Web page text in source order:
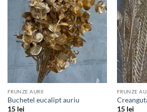
FRUNZE AURII
Buchetel eucalipt auriu
15 lei
FRUNZE
15 lei